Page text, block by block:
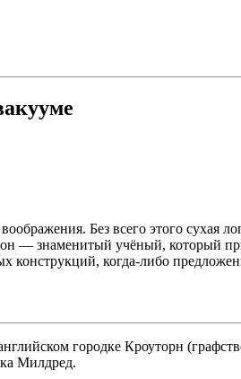
Без всего этого сухая
— знаменитый учёный, который
конструкций, когда-либо
городке Кроуторн
Милдред.